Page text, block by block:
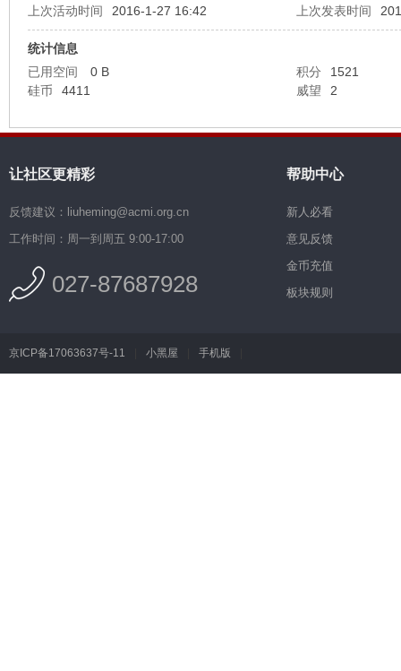
上次活动时间
2016-1-27 16:42 上次发表时间
统计信息
已用空间
0 B 积分
1521
硅币
4411 威望 2
让社区更精彩
反馈建议：liuheming@acmi.org.cn
工作时间：周一到周五 9:00-17:00
027-87687928
帮助中心
新人必看
意见反馈
金币充值
板块规则
京ICP备17063637号-11 小黑屋 手机版